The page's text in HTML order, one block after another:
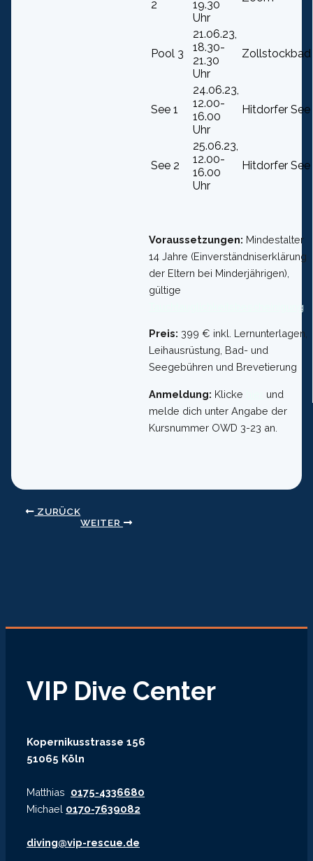
2
19.30
Uhr
Pool 3
21.06.23,
18.30-
21.30
Uhr
Zollstockbad
See 1
24.06.23,
12.00-
16.00
Uhr
Hitdorfer See
See 2
25.06.23,
12.00-
16.00
Uhr
Hitdorfer See
Voraussetzungen: Mindestalter
14 Jahre (Einverständniserklärung
der Eltern bei Minderjährigen),
gültige
Tauchtauglichkeitsbescheinigung
Preis: 399 € inkl. Lernunterlagen,
Leihausrüstung, Bad- und
Seegebühren und Brevetierung
Anmeldung: Klicke
und
melde dich unter Angabe der
Kursnummer OWD 3-23 an.
ZURÜCK
WEITER
VIP Dive Center
Kopernikusstrasse 156
51065 Köln
Matthias 0175-4336680
Michael 0170-7639082
diving@vip-rescue.de